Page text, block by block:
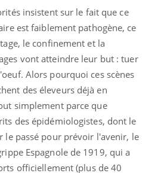
insistent sur le fait que ce
est faiblement pathogène, ce
le confinement et la
vont atteindre leur but : tuer
Alors pourquoi ces scènes
des éleveurs déjà en
simplement parce que
des épidémiologistes, dont le
le passé pour prévoir l'avenir, le
Espagnole de 1919, qui a
officiellement (plus de 40